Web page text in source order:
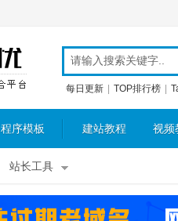
每日更新 TOP排行榜
程序模板 建站教程 视频
站长工具